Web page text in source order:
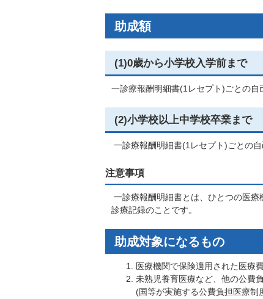
助成額
(1)0歳から小学校入学前まで
一診療報酬明細書(1レセプト)ごとの
(2)小学校以上中学校卒業まで
一診療報酬明細書(1レセプト)ごとの
注意事項
一診療報酬明細書とは、ひとつの医
診療記録のことです。
助成対象になるもの
医療機関で保険適用された医療
未熟児養育医療など、他の公費
(国等が実施する公費負担医療